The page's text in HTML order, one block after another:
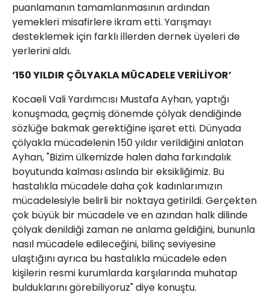
puanlamanın tamamlanmasının ardından
yemekleri misafirlere ikram etti. Yarışmayı
desteklemek için farklı illerden dernek üyeleri de
yerlerini aldı.
‘150 YILDIR ÇÖLYAKLA MÜCADELE VERİLİYOR’
Kocaeli Vali Yardımcısı Mustafa Ayhan, yaptığı
konuşmada, geçmiş dönemde çölyak dendiğinde
sözlüğe bakmak gerektiğine işaret etti. Dünyada
çölyakla mücadelenin 150 yıldır verildiğini anlatan
Ayhan, "Bizim ülkemizde halen daha farkındalık
boyutunda kalması aslında bir eksikliğimiz. Bu
hastalıkla mücadele daha çok kadınlarımızın
mücadelesiyle belirli bir noktaya getirildi. Gerçekten
çok büyük bir mücadele ve en azından halk dilinde
çölyak denildiği zaman ne anlama geldiğini, bununla
nasıl mücadele edileceğini, bilinç seviyesine
ulaştığını ayrıca bu hastalıkla mücadele eden
kişilerin resmi kurumlarda karşılarında muhatap
bulduklarını görebiliyoruz" diye konuştu.